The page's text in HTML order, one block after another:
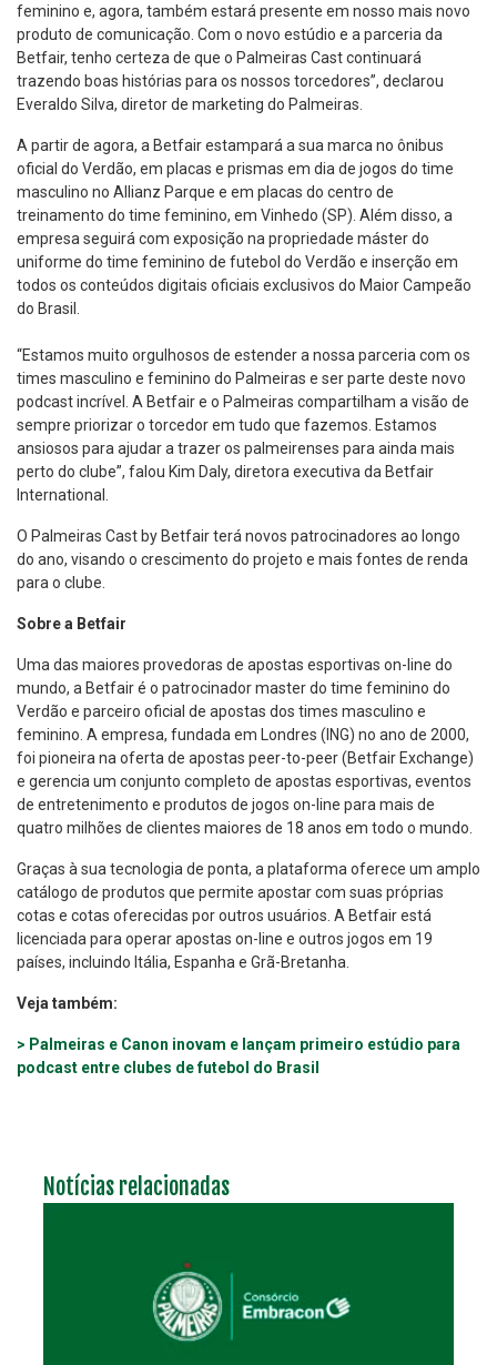
feminino e, agora, também estará presente em nosso mais novo
produto de comunicação. Com o novo estúdio e a parceria da
Betfair, tenho certeza de que o Palmeiras Cast continuará
trazendo boas histórias para os nossos torcedores”, declarou
Everaldo Silva, diretor de marketing do Palmeiras.
A partir de agora, a Betfair estampará a sua marca no ônibus
oficial do Verdão, em placas e prismas em dia de jogos do time
masculino no Allianz Parque e em placas do centro de
treinamento do time feminino, em Vinhedo (SP). Além disso, a
empresa seguirá com exposição na propriedade máster do
uniforme do time feminino de futebol do Verdão e inserção em
todos os conteúdos digitais oficiais exclusivos do Maior Campeão
do Brasil.
“Estamos muito orgulhosos de estender a nossa parceria com os
times masculino e feminino do Palmeiras e ser parte deste novo
podcast incrível. A Betfair e o Palmeiras compartilham a visão de
sempre priorizar o torcedor em tudo que fazemos. Estamos
ansiosos para ajudar a trazer os palmeirenses para ainda mais
perto do clube”, falou Kim Daly, diretora executiva da Betfair
International.
O Palmeiras Cast by Betfair terá novos patrocinadores ao longo
do ano, visando o crescimento do projeto e mais fontes de renda
para o clube.
Sobre a Betfair
Uma das maiores provedoras de apostas esportivas on-line do
mundo, a Betfair é o patrocinador master do time feminino do
Verdão e parceiro oficial de apostas dos times masculino e
feminino. A empresa, fundada em Londres (ING) no ano de 2000,
foi pioneira na oferta de apostas peer-to-peer (Betfair Exchange)
e gerencia um conjunto completo de apostas esportivas, eventos
de entretenimento e produtos de jogos on-line para mais de
quatro milhões de clientes maiores de 18 anos em todo o mundo.
Graças à sua tecnologia de ponta, a plataforma oferece um amplo
catálogo de produtos que permite apostar com suas próprias
cotas e cotas oferecidas por outros usuários. A Betfair está
licenciada para operar apostas on-line e outros jogos em 19
países, incluindo Itália, Espanha e Grã-Bretanha.
Veja também:
> Palmeiras e Canon inovam e lançam primeiro estúdio para
podcast entre clubes de futebol do Brasil
Notícias relacionadas